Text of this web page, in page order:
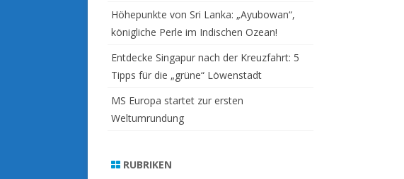
Höhepunkte von Sri Lanka: „Ayubowan“,
königliche Perle im Indischen Ozean!
Entdecke Singapur nach der Kreuzfahrt: 5
Tipps für die „grüne“ Löwenstadt
MS Europa startet zur ersten
Weltumrundung
RUBRIKEN